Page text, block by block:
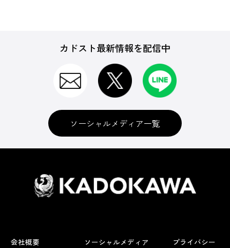
カドスト最新情報を配信中
ソーシャルメディア一覧
会社概要 ソーシャルメディア
プライバシー